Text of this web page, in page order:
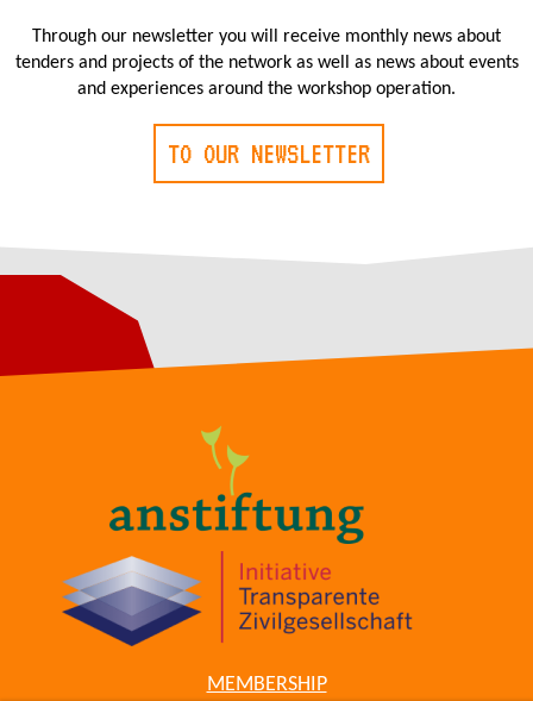
Through our newsletter you will receive monthly news about
tenders and projects of the network as well as news about events
and experiences around the workshop operation.
TO OUR NEWSLETTER
MEMBERSHIP